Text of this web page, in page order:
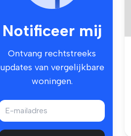
Notificeer mij
Ontvang rechtstreeks
updates van vergelijkbare
woningen.